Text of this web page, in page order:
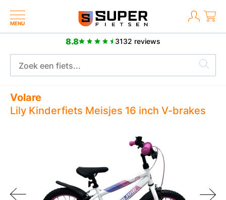
MENU
8.8 3132 reviews
2 jaar fabrieksgarantie
Volare
Lily Kinderfiets Meisjes 16 inch V-brakes